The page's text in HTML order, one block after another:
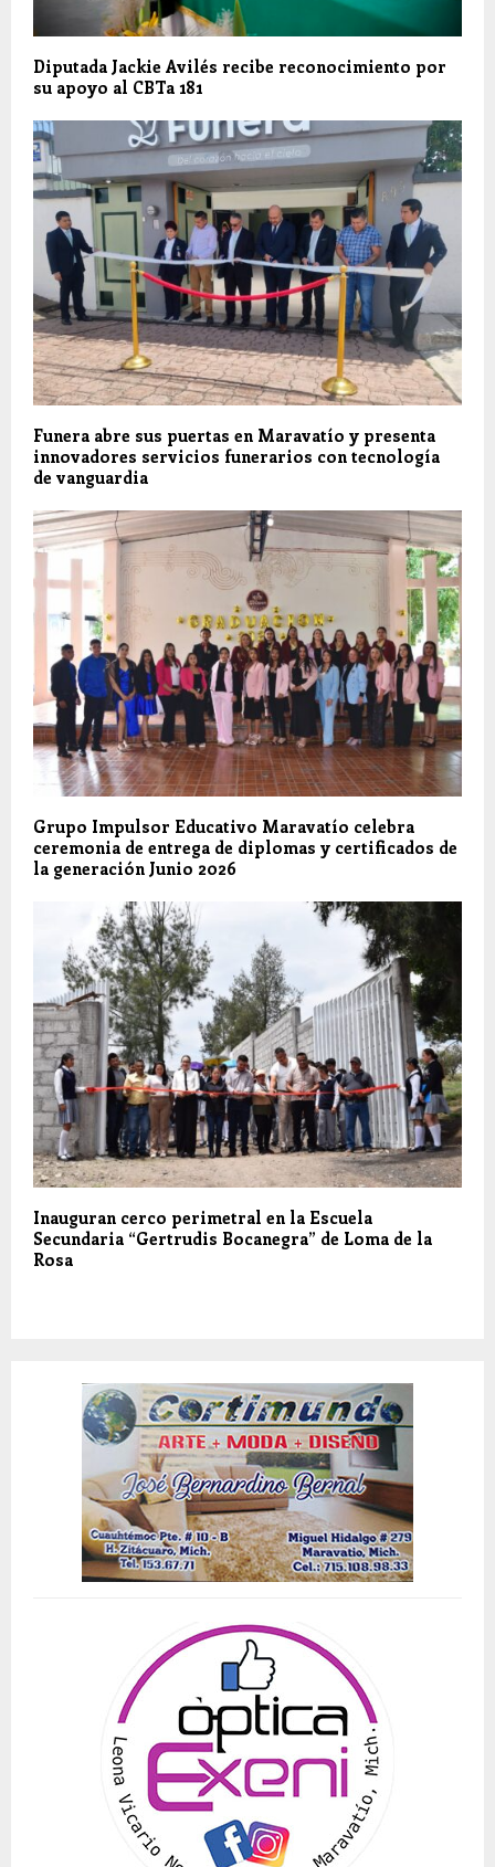
Diputada Jackie Avilés recibe reconocimiento por
su apoyo al CBTa 181
Funera abre sus puertas en Maravatío y presenta
innovadores servicios funerarios con tecnología
de vanguardia
Grupo Impulsor Educativo Maravatío celebra
ceremonia de entrega de diplomas y certificados de
la generación Junio 2026
Inauguran cerco perimetral en la Escuela
Secundaria “Gertrudis Bocanegra” de Loma de la
Rosa